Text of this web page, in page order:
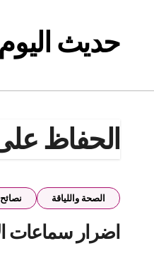
contentحديث اليوم
الحفاظ
الصحة واللياقة
اضرار سماعات